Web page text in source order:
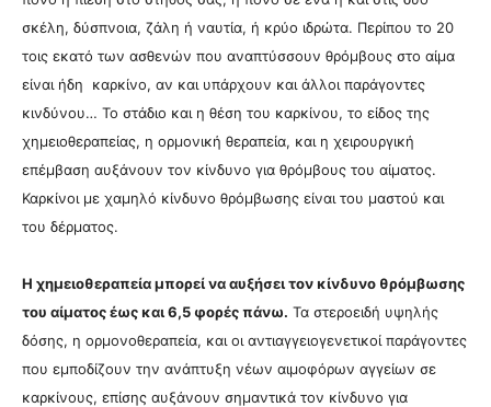
σκέλη, δύσπνοια, ζάλη ή ναυτία, ή κρύο ιδρώτα. Περίπου το 20
τοις εκατό των ασθενών που αναπτύσσουν θρόμβους στο αίμα
είναι ήδη καρκίνο, αν και υπάρχουν και άλλοι παράγοντες
κινδύνου… Το στάδιο και η θέση του καρκίνου, το είδος της
χημειοθεραπείας, η ορμονική θεραπεία, και η χειρουργική
επέμβαση αυξάνουν τον κίνδυνο για θρόμβους του αίματος.
Καρκίνοι με χαμηλό κίνδυνο θρόμβωσης είναι του μαστού και
του δέρματος.
Η χημειοθεραπεία μπορεί να αυξήσει τον κίνδυνο θρόμβωσης
του αίματος έως και 6,5 φορές πάνω. Τα στεροειδή υψηλής
δόσης, η ορμονοθεραπεία, και οι αντιαγγειογενετικοί παράγοντες
που εμποδίζουν την ανάπτυξη νέων αιμοφόρων αγγείων σε
καρκίνους, επίσης αυξάνουν σημαντικά τον κίνδυνο για